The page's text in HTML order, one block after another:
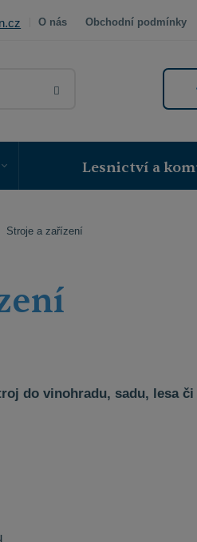
O nás Obchodní podmínky
Lesnictví a
Stroje a zařízení
do vinohradu, sadu, lesa